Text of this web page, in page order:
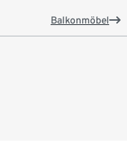
Balkonmöbel